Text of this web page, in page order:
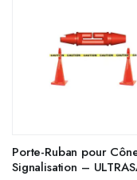
Porte-Ruban pour
Signalisation –